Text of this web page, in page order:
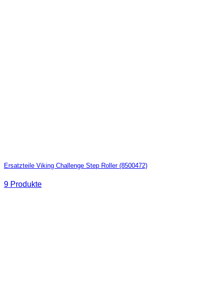
Ersatzteile Viking Challenge Step Roller (8500472)
9 Produkte